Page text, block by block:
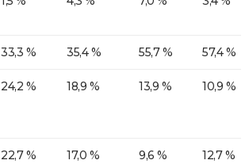
33,3 % 35,4 % 55,7 % 57,4 %
24,2 % 18,9 % 13,9 % 10,9 %
22,7 % 17,0 % 9,6 % 12,7 %